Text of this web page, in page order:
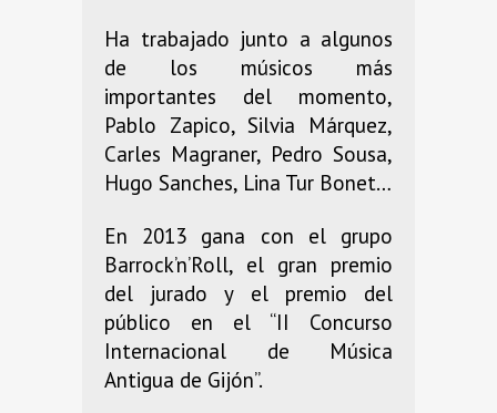
Ha trabajado junto a algunos
de los músicos más
importantes del momento,
Pablo Zapico, Silvia Márquez,
Carles Magraner, Pedro Sousa,
Hugo Sanches, Lina Tur Bonet…
En 2013 gana con el grupo
Barrock’n’Roll, el gran premio
del jurado y el premio del
público en el “II Concurso
Internacional de Música
Antigua de Gijón”.